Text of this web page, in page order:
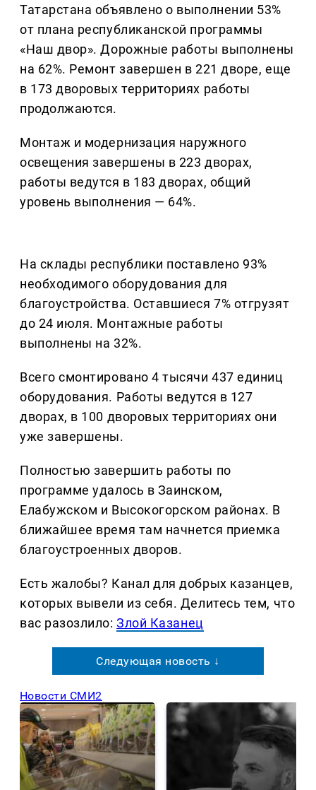
Татарстана объявлено о выполнении 53%
от плана республиканской программы
«Наш двор». Дорожные работы выполнены
на 62%. Ремонт завершен в 221 дворе, еще
в 173 дворовых территориях работы
продолжаются.
Монтаж и модернизация наружного
освещения завершены в 223 дворах,
работы ведутся в 183 дворах, общий
уровень выполнения — 64%.
На склады республики поставлено 93%
необходимого оборудования для
благоустройства. Оставшиеся 7% отгрузят
до 24 июля. Монтажные работы
выполнены на 32%.
Всего смонтировано 4 тысячи 437 единиц
оборудования. Работы ведутся в 127
дворах, в 100 дворовых территориях они
уже завершены.
Полностью завершить работы по
программе удалось в Заинском,
Елабужском и Высокогорском районах. В
ближайшее время там начнется приемка
благоустроенных дворов.
Есть жалобы? Канал для добрых казанцев,
которых вывели из себя. Делитеcь тем, что
вас разозлило:Злой Казанец
Следующая новость ↓
Новости СМИ2